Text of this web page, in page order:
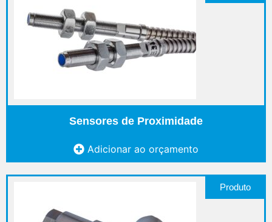
Sensores de Proximidade
Adicionar ao orçamento
Produto